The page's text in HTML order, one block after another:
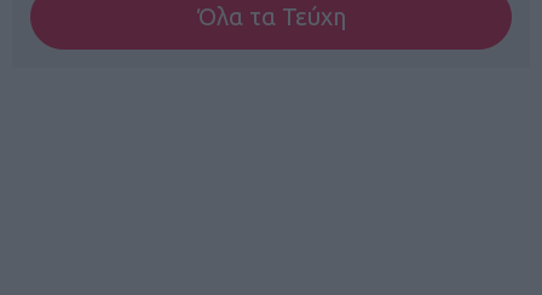
Όλα τα Τεύχη